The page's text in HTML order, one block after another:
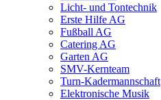
Licht- und Tontechnik
Erste Hilfe AG
Fußball AG
Catering AG
Garten AG
SMV-Kernteam
Turn-Kadermannschaft
Elektronische Musik